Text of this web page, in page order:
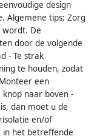
design
Algemene tips: Zorg
De
door de volgende
- Te strak
te houden, zodat
een
naar boven -
dan moet u de
en/of
in het betreffende